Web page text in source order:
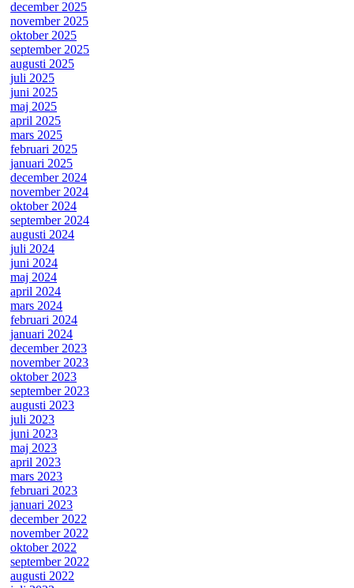
december 2025
november 2025
oktober 2025
september 2025
augusti 2025
juli 2025
juni 2025
maj 2025
april 2025
mars 2025
februari 2025
januari 2025
december 2024
november 2024
oktober 2024
september 2024
augusti 2024
juli 2024
juni 2024
maj 2024
april 2024
mars 2024
februari 2024
januari 2024
december 2023
november 2023
oktober 2023
september 2023
augusti 2023
juli 2023
juni 2023
maj 2023
april 2023
mars 2023
februari 2023
januari 2023
december 2022
november 2022
oktober 2022
september 2022
augusti 2022